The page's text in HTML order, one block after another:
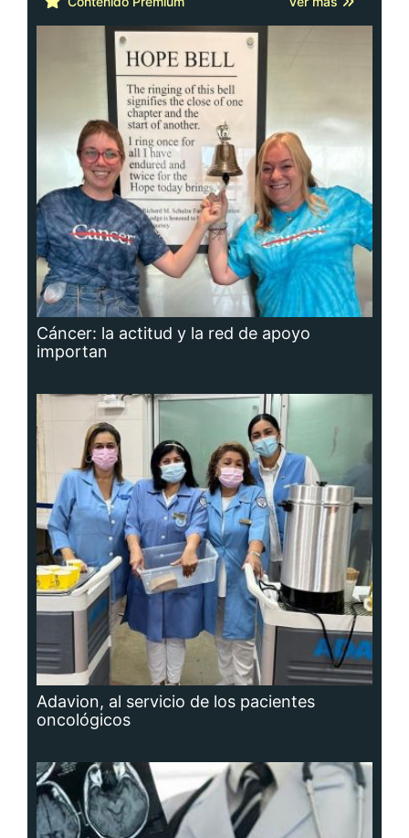
Cáncer: la actitud y la red de apoyo
importan
Adavion, al servicio de los pacientes
oncológicos